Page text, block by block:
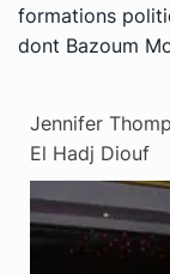
formations
dont Bazoum
Jennifer
El Hadj Diouf